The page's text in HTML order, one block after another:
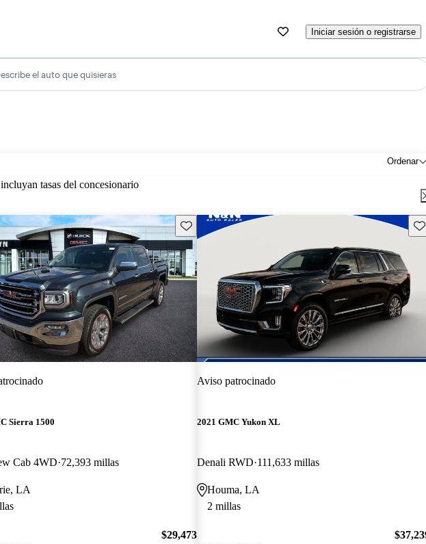
Iniciar sesión o registrarse
el auto que quisieras
Ordenar
tasas del concesionario
Guarda este Aviso
Sierra 1500
Cab 4WD 72,393 millas
LA
$29,473
Aviso patrocinado
2021 GMC Yukon XL
Denali RWD 111,633 millas
Houma, LA
2 millas